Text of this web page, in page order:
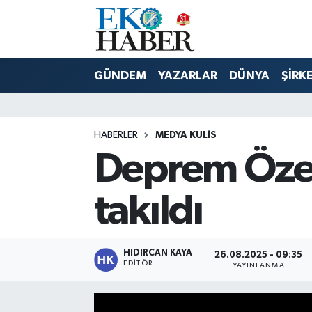
GÜNDEM YAZARLAR DÜNYA
HABERLER MEDYA KULIS
Deprem
takıldı
HIDIRCAN KAYA
EDITÖR
26.08.2025 - 09:35
YAYINLANMA
Hava Durumu
Tüm Manşetler
Son Dakika Haberleri